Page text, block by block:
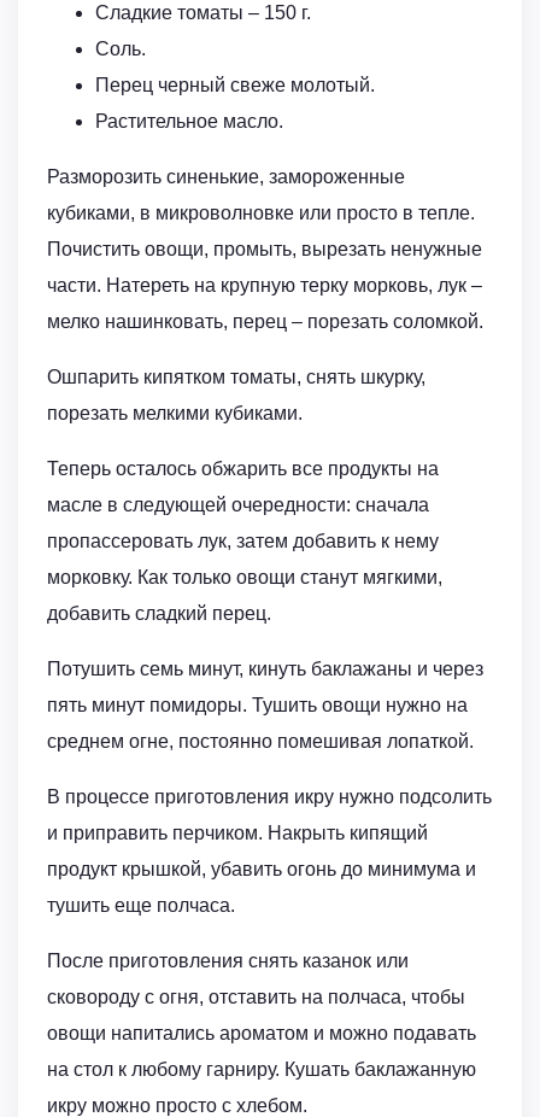
Сладкие томаты – 150 г.
Соль.
Перец черный свеже молотый.
Растительное масло.
Разморозить синенькие, замороженные
кубиками, в микроволновке или просто в тепле.
Почистить овощи, промыть, вырезать ненужные
части. Натереть на крупную терку морковь, лук –
мелко нашинковать, перец – порезать соломкой.
Ошпарить кипятком томаты, снять шкурку,
порезать мелкими кубиками.
Теперь осталось обжарить все продукты на
масле в следующей очередности: сначала
пропассеровать лук, затем добавить к нему
морковку. Как только овощи станут мягкими,
добавить сладкий перец.
Потушить семь минут, кинуть баклажаны и через
пять минут помидоры. Тушить овощи нужно на
среднем огне, постоянно помешивая лопаткой.
В процессе приготовления икру нужно подсолить
и приправить перчиком. Накрыть кипящий
продукт крышкой, убавить огонь до минимума и
тушить еще полчаса.
После приготовления снять казанок или
сковороду с огня, отставить на полчаса, чтобы
овощи напитались ароматом и можно подавать
на стол к любому гарниру. Кушать баклажанную
икру можно просто с хлебом.